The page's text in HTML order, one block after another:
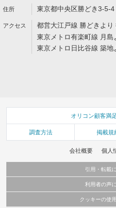
東京都中央区勝どき3-5-
都営大江戸線 勝どきより
東京メトロ有楽町線 月
東京メトロ日比谷線 築
オリコン顧客満
調査方法 掲載規
会社概要 個人
引用・転載
当サイトで公開されている情報（文字、写真
これらの情報を権利者の許可なく無断転載・
利用者の声
当サイトに掲載している内容はすべてサービ
クッキーの使